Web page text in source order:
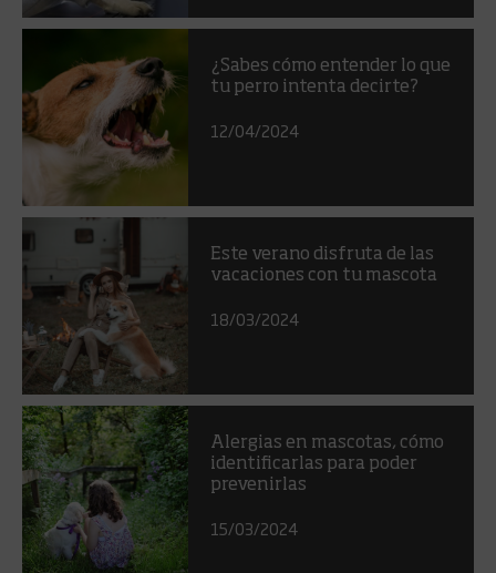
¿Sabes cómo entender lo que
tu perro intenta decirte?
12/04/2024
Este verano disfruta de las
vacaciones con tu mascota
18/03/2024
Alergias en mascotas, cómo
identificarlas para poder
prevenirlas
15/03/2024